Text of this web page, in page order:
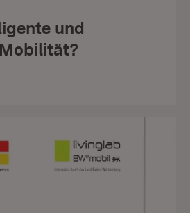
und